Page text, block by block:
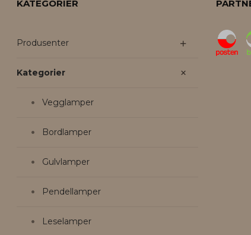
KATEGORIER
Produsenter
Kategorier
Vegglamper
Bordlamper
Gulvlamper
Pendellamper
Leselamper